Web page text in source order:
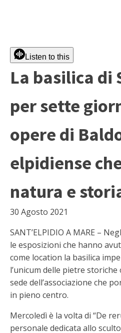
Listen to this
La basilica di
per sette
opere di
elpidiense
natura e
30 Agosto 2021
SANT’ELPIDIO A MARE –
le esposizioni che hanno
come location la basilica
l’unicum delle pietre
sede dell’associazione che
in pieno centro.
Mercoledì è la volta di “De
personale dedicata allo